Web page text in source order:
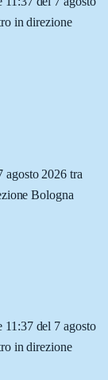
in direzione
2026 tra
Bologna
del 7 agosto
in direzione